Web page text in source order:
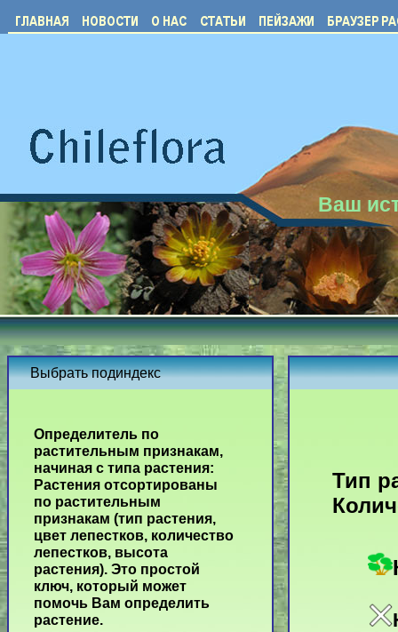
Ваш
Выбрать подиндекс
Определитель по
растительным признакам,
начиная с типа растения:
Растения отсортированы
по растительным
признакам (тип растения,
цвет лепестков, количество
лепестков, высота
растения). Это простой
ключ, который может
помочь Вам определить
растение.
Тип